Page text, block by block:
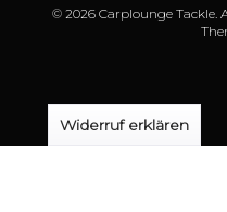
© 2026 Carplounge Tackle.
Widerruf erklären